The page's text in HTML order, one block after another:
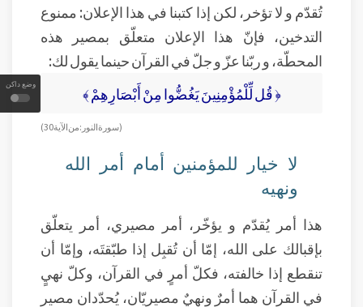
وضع داكن
تُقدّم و لا تؤخر، لكن إذا كتبنا في هذا الإعلان: ممنوع
التدخين، فإنّ هذا الإعلان متعلّق بمصير هذه
المحطّة، و ربّنا عزّ و جلّ في القرآن حينما يقول لك:
﴿ قُل لِّلْمُؤْمِنِينَ يَغُضُّوا مِنْ أَبْصَارِهِمْ ﴾
( سورة النور: من الآية 30 )
لا خيار للمؤمنين أمام أمر الله
ونهيه
هذا أمر يُقدّم و يؤخّر، أمر مصيري، أمر يتعلّق
بإقبالك على الله، إمّا أن تُقبِل إذا طبّقتَه، وإمّا أن
تنقطع إذا خالفته، فكلّ أمرٍ في القرآن، وكلّ نهيٍ
في القرآن هما أمرٌ ونهيٌ مصيريّان، يُحدّدان مصير